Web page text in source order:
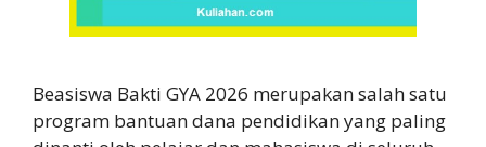
Beasiswa Bakti GYA 2026 merupakan salah satu
program bantuan dana pendidikan yang paling